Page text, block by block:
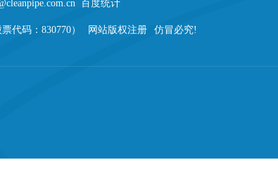
百度统计
代码：830770） 网站版权注册 仿冒必究!